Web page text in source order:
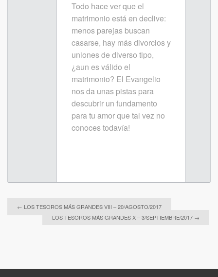
Todo hace ver que el
matrimonio está en declive:
menos parejas buscan
casarse, hay más divorcios y
uniones de diverso tipo,
¿aun es válido el
matrimonio? El Evangelio
nos da unas pistas para
descubrir un fundamento
para tu amor que tal vez no
conoces todavía!
← LOS TESOROS MÁS GRANDES VIII – 20/AGOSTO/2017
LOS TESOROS MÁS GRANDES X – 3/SEPTIEMBRE/2017 →